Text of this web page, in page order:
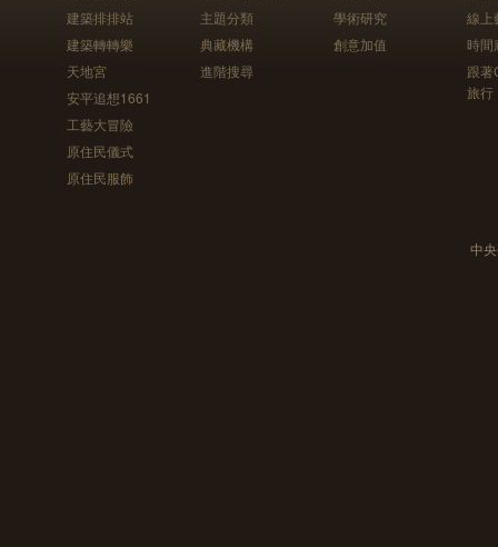
建築排排站
建築轉轉樂
天地宮
安平追想1661
工藝大冒險
原住民儀式
原住民服飾
主題分類
典藏機構
進階搜尋
學術研究
創意加值
線上
時間
跟
旅行
中